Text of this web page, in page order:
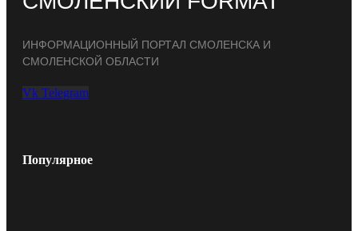
ИНФОРМАЦИОННЫЙ ПОРТАЛ СМОЛЕНСКА И
СМОЛЕНСКОЙ ОБЛАСТИ
Vk Telegram
Популярное